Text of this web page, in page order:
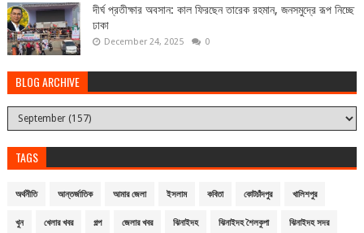
দীর্ঘ প্রতীক্ষার অবসান: কাল ফিরছেন তারেক রহমান, জনসমুদ্রে রূপ নিচ্ছে
ঢাকা
December 24, 2025 0
BLOG ARCHIVE
TAGS
অর্থনীতি আন্তর্জাতিক আমার জেলা ইসলাম কবিতা কোটচাঁদপুর খালিশপুর
খুন খেলার খবর গল্প জেলার খবর ঝিনাইদহ ঝিনাইদহ শৈলকুপা ঝিনাইদহ সদর